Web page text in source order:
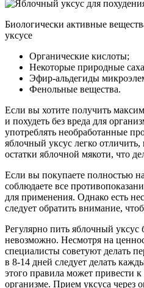
Биологически активные
уксусе
Органические кислоты;
Некоторые природные
Эфир-альдегиды
Фенольные вещества.
Если вы хотите получить
и похудеть без вреда для
употреблять необработанные
яблочный уксус легко
остатки яблочной мякоти, что
Если вы покупаете полностью
соблюдаете все
для применения. Однако есть
следует обратить внимание,
Регулярно пить яблочный уксус
невозможно. Несмотря на
специалисты советуют делать
в 8-14 дней следует делать
этого правила может привести
организме. Прием уксуса через